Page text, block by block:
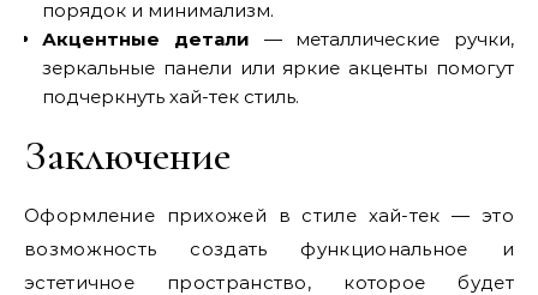
порядок и минимализм.
Акцентные детали — металлические ручки,
зеркальные панели или яркие акценты помогут
подчеркнуть хай-тек стиль.
Заключение
Оформление прихожей в стиле хай-тек — это
возможность создать функциональное и
эстетичное пространство, которое будет